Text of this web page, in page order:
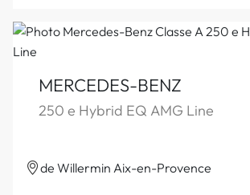
MERCEDES-BENZ
250 e Hybrid EQ AMG Line
de Willermin Aix-en-Provence